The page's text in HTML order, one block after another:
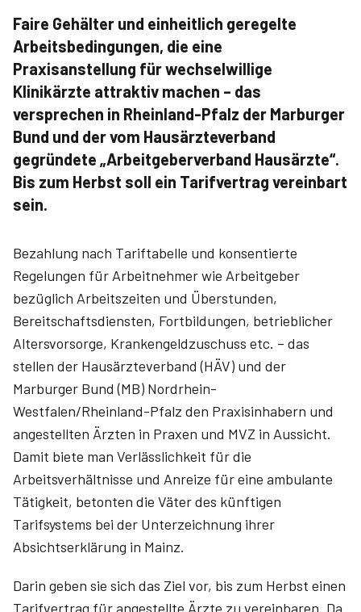
Faire Gehälter und einheitlich geregelte
Arbeitsbedingungen, die eine
Praxisanstellung für wechselwillige
Klinikärzte attraktiv machen – das
versprechen in Rheinland-Pfalz der Marburger
Bund und der vom Hausärzteverband
gegründete „Arbeitgeberverband Hausärzte“.
Bis zum Herbst soll ein Tarifvertrag vereinbart
sein.
Bezahlung nach Tariftabelle und konsentierte
Regelungen für Arbeitnehmer wie Arbeitgeber
bezüglich Arbeitszeiten und Überstunden,
Bereitschaftsdiensten, Fortbildungen, betrieblicher
Altersvorsorge, Krankengeldzuschuss etc. – das
stellen der Hausärzteverband (HÄV) und der
Marburger Bund (MB) Nordrhein-
Westfalen/Rheinland-Pfalz den Praxisinhabern und
angestellten Ärzten in Praxen und MVZ in Aussicht.
Damit biete man Verlässlichkeit für die
Arbeitsverhältnisse und Anreize für eine ambulante
Tätigkeit, betonten die Väter des künftigen
Tarifsystems bei der Unterzeichnung ihrer
Absichtserklärung in Mainz.
Darin geben sie sich das Ziel vor, bis zum Herbst einen
Tarifvertrag für angestellte Ärzte zu vereinbaren. Da